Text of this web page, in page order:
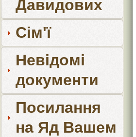
Давидових
Сім'ї
Невідомі
документи
Посилання
на Яд Вашем